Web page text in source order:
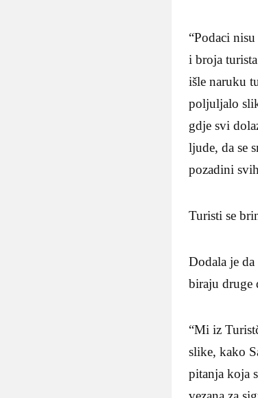
“Podaci
i broja
išle naruku
poljuljalo
gdje svi
ljude, da se
pozadini
Turisti se
Dodala je
biraju druge
“Mi iz
slike, kako
pitanja koja